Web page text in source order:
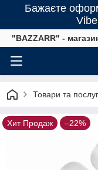
Бажаєте
"BAZZARR" -
Товари та
Хит Продаж –22%